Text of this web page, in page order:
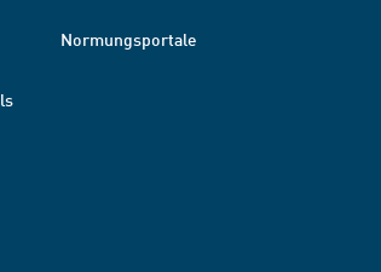
Normungsportale